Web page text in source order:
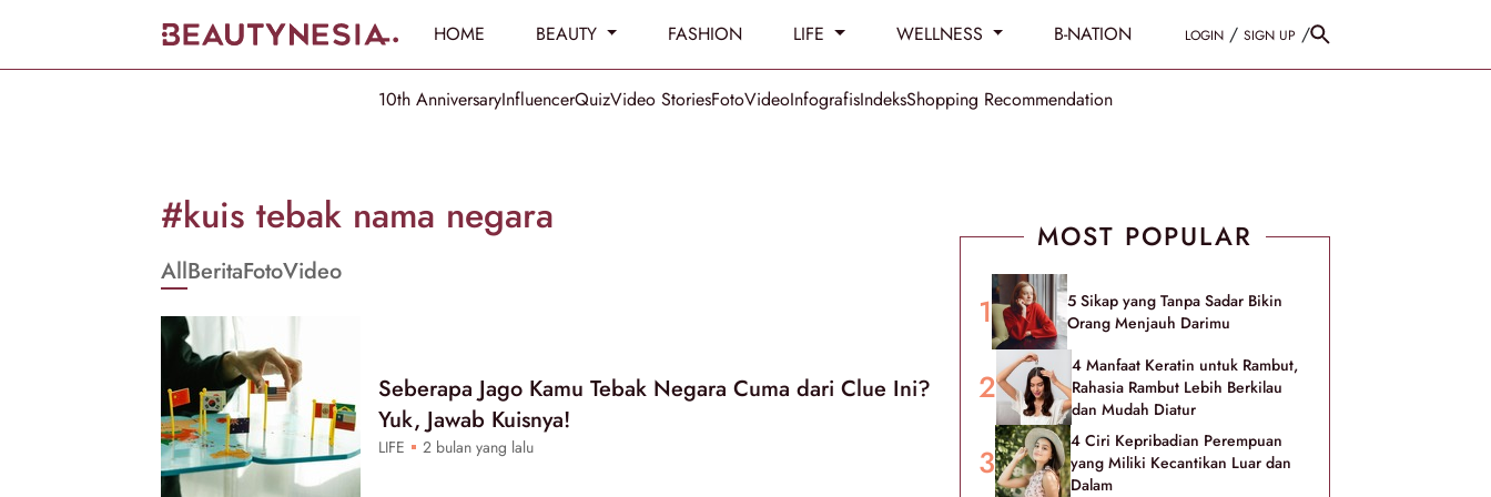
HOME BEAUTY FASHION LIFE WELLNESS B-NATION LOGIN / SIGN UP /
10th AnniversaryInfluencerQuizVideo StoriesFotoVideoInfografisIndeksShopping Recommendation
[GET_DATA_TITLE]
Beautynesia
#kuis tebak nama negara
AllBeritaFotoVideo
Seberapa Jago Kamu Tebak Negara Cuma dari Clue Ini?
Yuk, Jawab Kuisnya!
LIFE 2 bulan yang lalu
MOST POPULAR
5 Sikap yang Tanpa Sadar Bikin
Orang Menjauh Darimu
4 Manfaat Keratin untuk Rambut,
Rahasia Rambut Lebih Berkilau
dan Mudah Diatur
4 Ciri Kepribadian Perempuan
yang Miliki Kecantikan Luar dan
Dalam